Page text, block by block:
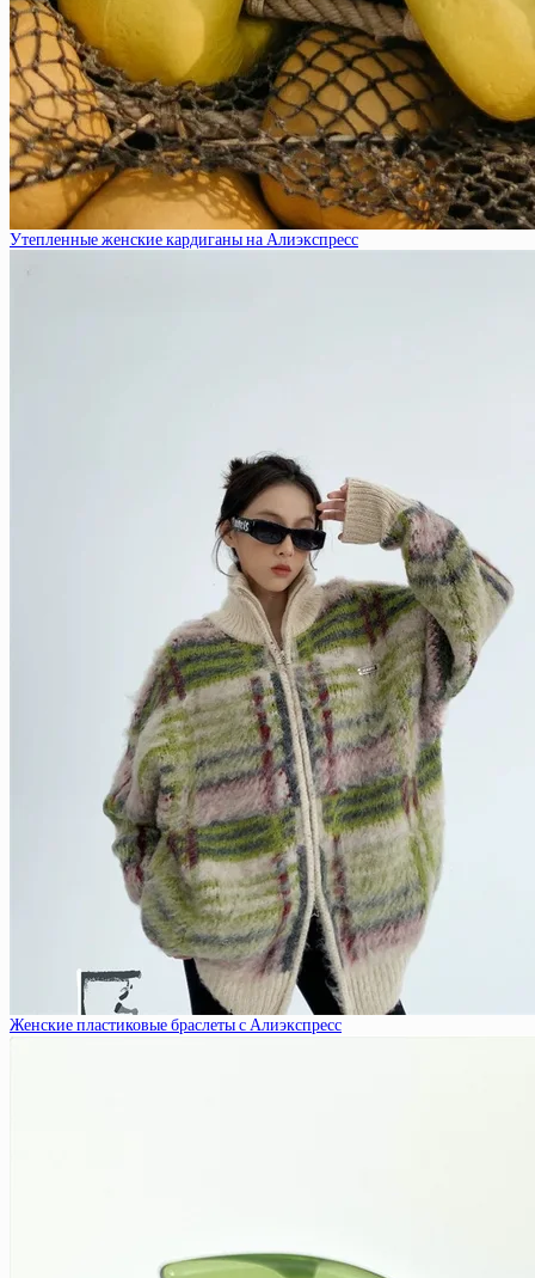
Утепленные женские кардиганы на Алиэкспресс
Женские пластиковые браслеты с Алиэкспресс